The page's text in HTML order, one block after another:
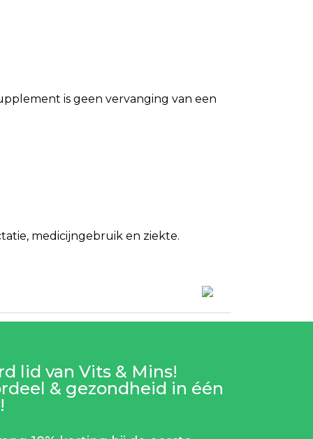
is geen vervanging van een
medicijngebruik en ziekte.
lid van Vits & Mins!
& gezondheid in één